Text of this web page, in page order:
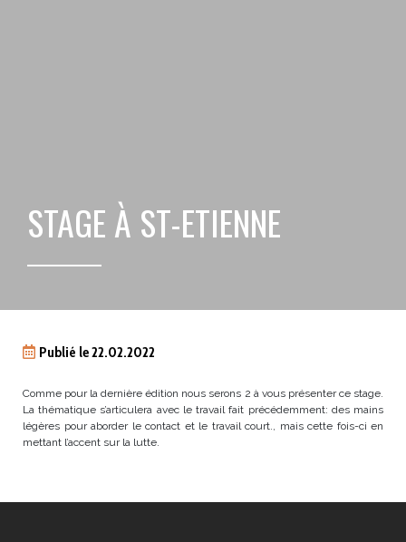
STAGE À ST-ETIENNE
Publié le 22.02.2022
Comme pour la dernière édition nous serons 2 à vous présenter ce stage.
La thématique s’articulera avec le travail fait précédemment: des mains
légères pour aborder le contact et le travail court., mais cette fois-ci en
mettant l’accent sur la lutte.